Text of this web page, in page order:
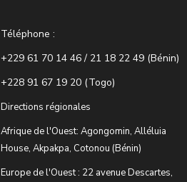
Téléphone :
+229 61 70 14 46 / 21 18 22 49 (Bénin)
+228 91 67 19 20 (Togo)
Directions régionales
Afrique de l'Ouest: Agongomin, Alléluia
House, Akpakpa, Cotonou (Bénin)
Europe de l'Ouest : 22 avenue Descartes,